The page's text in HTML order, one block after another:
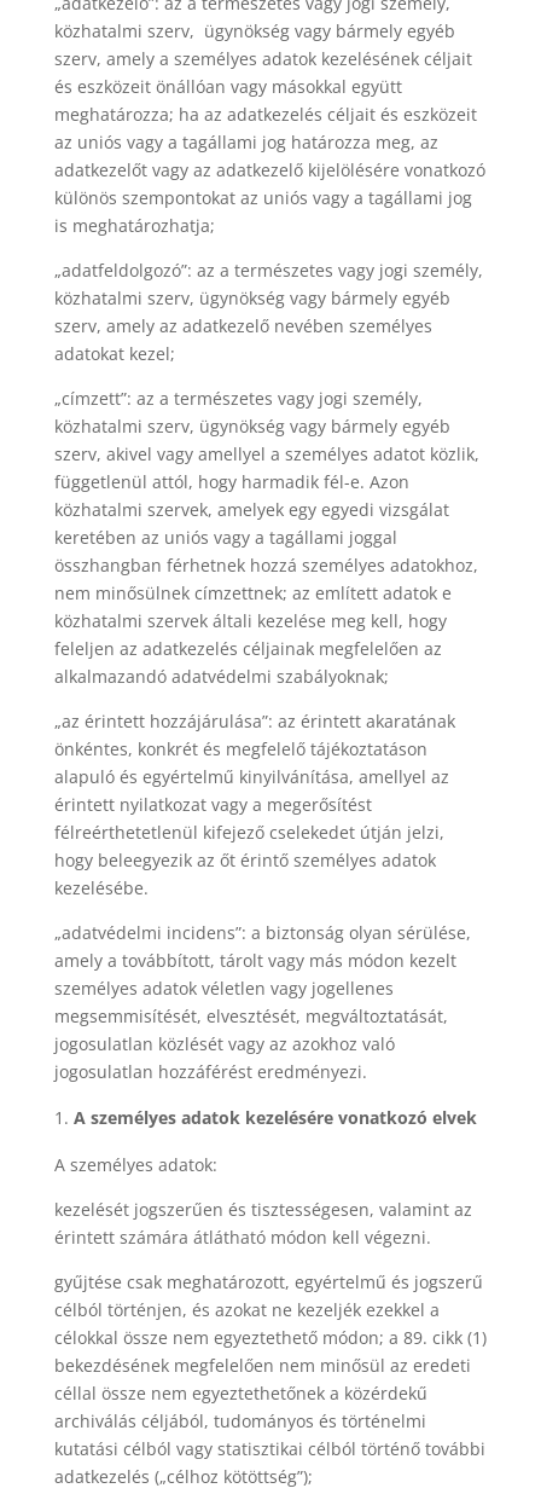
közhatalmi szerv, ügynökség vagy bármely egyéb
szerv, amely a személyes adatok kezelésének céljait
és eszközeit önállóan vagy másokkal együtt
meghatározza; ha az adatkezelés céljait és eszközeit
az uniós vagy a tagállami jog határozza meg, az
adatkezelőt vagy az adatkezelő kijelölésére vonatkozó
különös szempontokat az uniós vagy a tagállami jog
is meghatározhatja;
„adatfeldolgozó”: az a természetes vagy jogi személy,
közhatalmi szerv, ügynökség vagy bármely egyéb
szerv, amely az adatkezelő nevében személyes
adatokat kezel;
„címzett”: az a természetes vagy jogi személy,
közhatalmi szerv, ügynökség vagy bármely egyéb
szerv, akivel vagy amellyel a személyes adatot közlik,
függetlenül attól, hogy harmadik fél-e. Azon
közhatalmi szervek, amelyek egy egyedi vizsgálat
keretében az uniós vagy a tagállami joggal
összhangban férhetnek hozzá személyes adatokhoz,
nem minősülnek címzettnek; az említett adatok e
közhatalmi szervek általi kezelése meg kell, hogy
feleljen az adatkezelés céljainak megfelelően az
alkalmazandó adatvédelmi szabályoknak;
„az érintett hozzájárulása”: az érintett akaratának
önkéntes, konkrét és megfelelő tájékoztatáson
alapuló és egyértelmű kinyilvánítása, amellyel az
érintett nyilatkozat vagy a megerősítést
félreérthetetlenül kifejező cselekedet útján jelzi,
hogy beleegyezik az őt érintő személyes adatok
kezelésébe.
„adatvédelmi incidens”: a biztonság olyan sérülése,
amely a továbbított, tárolt vagy más módon kezelt
személyes adatok véletlen vagy jogellenes
megsemmisítését, elvesztését, megváltoztatását,
jogosulatlan közlését vagy az azokhoz való
jogosulatlan hozzáférést eredményezi.
A személyes adatok kezelésére vonatkozó elvek
A személyes adatok:
kezelését jogszerűen és tisztességesen, valamint az
érintett számára átlátható módon kell végezni.
gyűjtése csak meghatározott, egyértelmű és jogszerű
célból történjen, és azokat ne kezeljék ezekkel a
célokkal össze nem egyeztethető módon; a 89. cikk (1)
bekezdésének megfelelően nem minősül az eredeti
céllal össze nem egyeztethetőnek a közérdekű
archiválás céljából, tudományos és történelmi
kutatási célból vagy statisztikai célból történő további
adatkezelés („célhoz kötöttség”);